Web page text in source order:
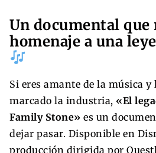
Un documental que
homenaje a una
Si eres amante de la música
marcado la industria, «El
Family Stone» es un
dejar pasar. Disponible en
producción dirigida por